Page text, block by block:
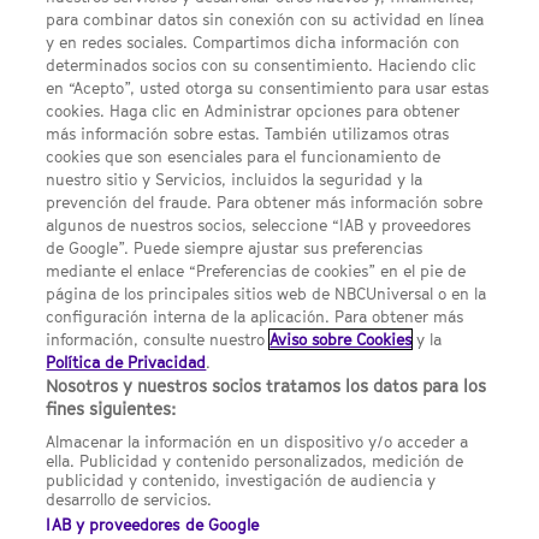
Acerca de SYFY
Condiciones Generales de Uso
Opciones de Anuncios
Política de privacidad
UNA DIVISIÓN DE
NBCUNIVERSAL
NBCUNIVERSAL
Contáctanos por email: contact.SYFYSpain@nbcuni.com
NBC Universal Global Networks España S.L.U. Edificio Torre
Europa. Paseo de la Castellana, 95. Planta 10 28046 Madrid B-
82227893
SYFY España está sujeto a la jurisdicción española y regulado
por la Comisión Nacional de los Mercados y la Competencia
para combinar datos sin conexión con su actividad en línea
y en redes sociales. Compartimos dicha información con
determinados socios con su consentimiento. Haciendo clic
en “Acepto”, usted otorga su consentimiento para usar estas
cookies. Haga clic en Administrar opciones para obtener
más información sobre estas. También utilizamos otras
cookies que son esenciales para el funcionamiento de
nuestro sitio y Servicios, incluidos la seguridad y la
prevención del fraude. Para obtener más información sobre
algunos de nuestros socios, seleccione “IAB y proveedores
de Google”. Puede siempre ajustar sus preferencias
mediante el enlace “Preferencias de cookies” en el pie de
página de los principales sitios web de NBCUniversal o en la
configuración interna de la aplicación. Para obtener más
información, consulte nuestroAviso sobre Cookies y la
Política de Privacidad.
Nosotros y nuestros socios tratamos los datos para los
fines siguientes:
Almacenar la información en un dispositivo y/o acceder a
ella. Publicidad y contenido personalizados, medición de
publicidad y contenido, investigación de audiencia y
desarrollo de servicios.
IAB y proveedores de Google